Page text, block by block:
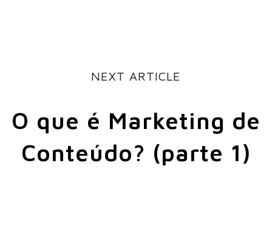
NEXT ARTICLE
O que é Marketing de
Conteúdo? (parte 1)